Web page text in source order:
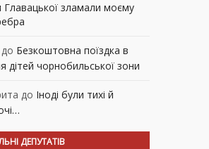
Главацької зламали моєму
до Безкоштовна поїздка в
дітей чорнобильської зони
до Іноді були тихі й
ДЕПУТАТІВ